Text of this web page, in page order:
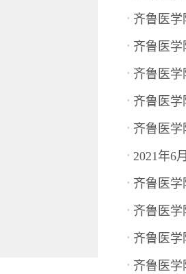
· 齐鲁医
· 齐鲁医学
· 齐鲁医
· 齐鲁医
· 齐鲁医
· 2021年6
· 齐鲁医
· 齐鲁医
· 齐鲁医
· 齐鲁医学